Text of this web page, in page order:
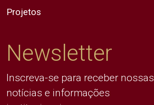
Projetos
Newsletter
Inscreva-se para receber nossas
notícias e informações